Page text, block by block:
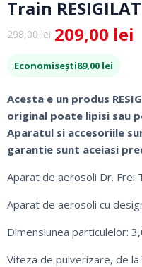
Train RESIGILAT
298,00lei
Prețul
inițial
a
fost:
298,00 lei.
209,00 lei
Prețul
curent
este:
209,00 lei.
Economisești89,00 lei
Acesta e un produs
original poate lipisi sau
Aparatul si accesoriile
garantie sunt aceiasi
Aparat de aerosoli Dr. Frei
Aparat de aerosoli cu
Dimensiunea particulelor:
Viteza de pulverizare, de